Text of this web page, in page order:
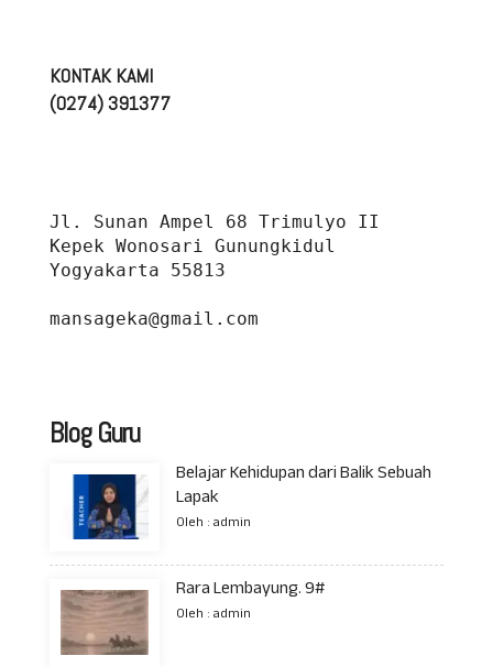
KONTAK KAMI
(0274) 391377
Jl. Sunan Ampel 68 Trimulyo II
Kepek Wonosari Gunungkidul
Yogyakarta 55813
mansageka@gmail.com
Blog Guru
Belajar Kehidupan dari Balik Sebuah
Lapak
Oleh : admin
Rara Lembayung. 9#
Oleh : admin